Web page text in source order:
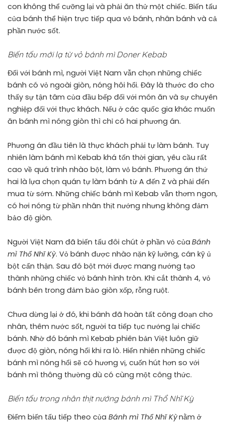
con không thể cưỡng lại và phải ăn thử một chiếc. Biến tấu
của bánh thể hiện trực tiếp qua vỏ bánh, nhân bánh và cả
phần nước sốt.
Biến tấu mới lạ từ vỏ bánh mì Doner Kebab
Đối với bánh mì, người Việt Nam vẫn chọn những chiếc
bánh có vỏ ngoài giòn, nóng hôi hổi. Đây là thước đo cho
thấy sự tận tâm của đầu bếp đối với món ăn và sự chuyên
nghiệp đối với thực khách. Nếu ở các quốc gia khác muốn
ăn bánh mì nóng giòn thì chỉ có hai phương án.
Phương án đầu tiên là thực khách phải tự làm bánh. Tuy
nhiên làm bánh mì Kebab khá tốn thời gian, yêu cầu rất
cao về quá trình nhào bột, làm vỏ bánh. Phương án thứ
hai là lựa chọn quán tự làm bánh từ A đến Z và phải đến
mua từ sớm. Những chiếc bánh mì Kebab vẫn thơm ngon,
có hơi nóng từ phần nhân thịt nướng nhưng không đảm
bảo độ giòn.
Người Việt Nam đã biến tấu đôi chút ở phần vỏ của Bánh
mì Thổ Nhĩ Kỳ. Vỏ bánh được nhào nặn kỹ lưỡng, cán kỹ ủ
bột cẩn thận. Sau đó bột mới được mang nướng tạo
thành những chiếc vỏ bánh hình tròn. Khi cắt thành 4, vỏ
bánh bên trong đảm bảo giòn xốp, rỗng ruột.
Chưa dừng lại ở đó, khi bánh đã hoàn tất công đoạn cho
nhân, thêm nước sốt, người ta tiếp tục nướng lại chiếc
bánh. Nhờ đó bánh mì Kebab phiên bản Việt luôn giữ
được độ giòn, nóng hổi khi ra lò. Hiển nhiên những chiếc
bánh mì nóng hổi sẽ có hương vị, cuốn hút hơn so với
bánh mì thông thường dù có cùng một công thức.
Biến tấu trong nhân thịt nướng bánh mì Thổ Nhĩ Kỳ
Điểm biến tấu tiếp theo của Bánh mì Thổ Nhĩ Kỳnằm ở